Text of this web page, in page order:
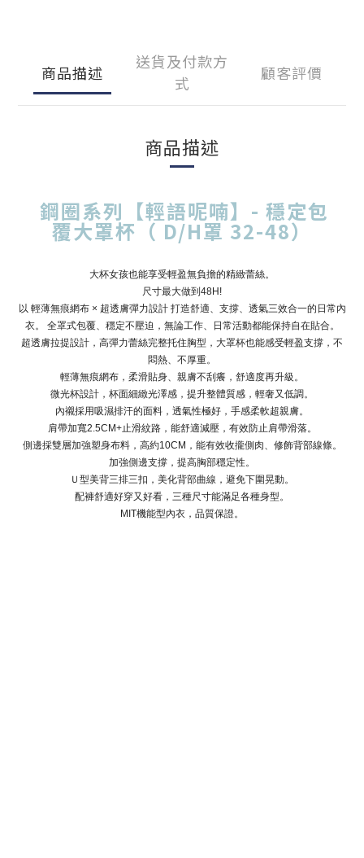
商品描述
送貨及付款方
式
顧客評價
商品描述
鋼圈系列【輕語呢喃】- 穩定包
覆大罩杯（ D/H罩 32-48）
大杯女孩也能享受輕盈無負擔的精緻蕾絲。
尺寸最大做到48H!
以 輕薄無痕網布 × 超透膚彈力設計 打造舒適、支撐、透氣三效合一的日常內
衣。 全罩式包覆、穩定不壓迫，無論工作、日常活動都能保持自在貼合。
超透膚拉提設計，高彈力蕾絲完整托住胸型，大罩杯也能感受輕盈支撐，不
悶熱、不厚重。
輕薄無痕網布，柔滑貼身、親膚不刮癢，舒適度再升級。
微光杯設計，杯面細緻光澤感，提升整體質感，輕奢又低調。
內襯採用吸濕排汗的面料，透氣性極好，手感柔軟超親膚。
肩帶加寬2.5CM+止滑紋路，能舒適減壓，有效防止肩帶滑落。
側邊採雙層加強塑身布料，高約10CM，能有效收攏側肉、修飾背部線條。
加強側邊支撐，提高胸部穩定性。
Ｕ型美背三排三扣，美化背部曲線，避免下圍晃動。
配褲舒適好穿又好看，三種尺寸能滿足各種身型。
MIT機能型內衣，品質保證。